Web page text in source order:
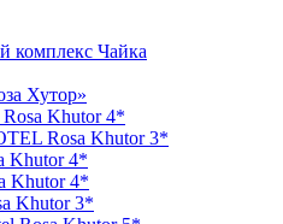
комплекс Чайка
Хутор»
Khutor 4*
Rosa Khutor 3*
Khutor 4*
Khutor 4*
Khutor 3*